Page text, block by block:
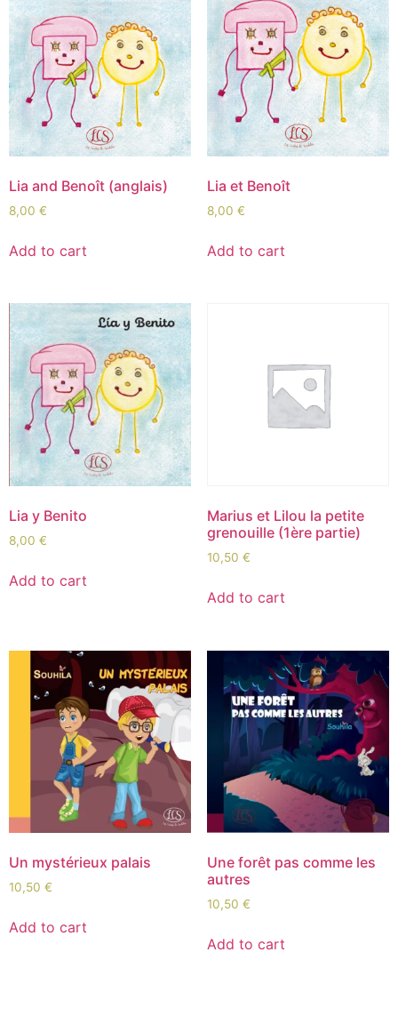
Lia and Benoît (anglais)
8,00 €
Add to cart
Lia et Benoît
8,00 €
Add to cart
Lia y Benito
8,00 €
Add to cart
Marius et Lilou la petite
grenouille (1ère partie)
10,50 €
Add to cart
Un mystérieux palais
10,50 €
Add to cart
Une forêt pas comme les
autres
10,50 €
Add to cart